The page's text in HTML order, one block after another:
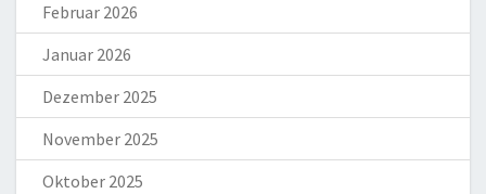
Februar 2026
Januar 2026
Dezember 2025
November 2025
Oktober 2025